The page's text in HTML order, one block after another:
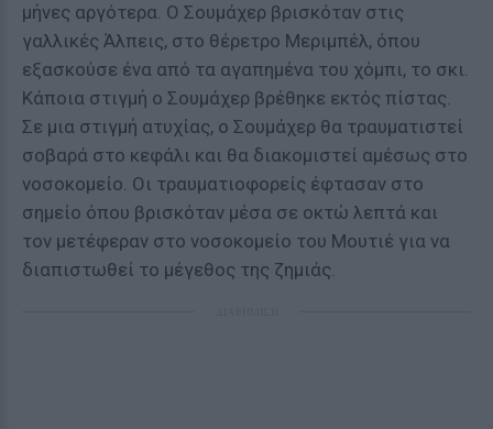
μήνες αργότερα. Ο Σουμάχερ βρισκόταν στις
γαλλικές Άλπεις, στο θέρετρο Μεριμπέλ, όπου
εξασκούσε ένα από τα αγαπημένα του χόμπι, το σκι.
Κάποια στιγμή ο Σουμάχερ βρέθηκε εκτός πίστας.
Σε μια στιγμή ατυχίας, ο Σουμάχερ θα τραυματιστεί
σοβαρά στο κεφάλι και θα διακομιστεί αμέσως στο
νοσοκομείο. Οι τραυματιοφορείς έφτασαν στο
σημείο όπου βρισκόταν μέσα σε οκτώ λεπτά και
τον μετέφεραν στο νοσοκομείο του Μουτιέ για να
διαπιστωθεί το μέγεθος της ζημιάς.